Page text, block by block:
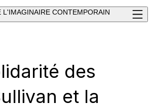
L'IMAGINAIRE CONTEMPORAIN
des
et la